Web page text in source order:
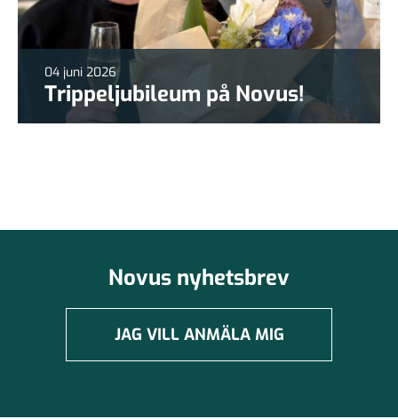
04 juni 2026
Trippeljubileum på Novus!
Novus nyhetsbrev
JAG VILL ANMÄLA MIG